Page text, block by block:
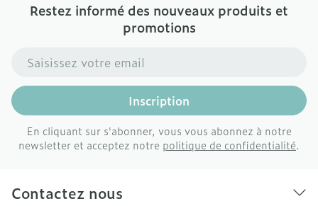
Restez informé des nouveaux produits et
promotions
Adresse mail
Inscription
En cliquant sur s'abonner, vous vous abonnez à notre
newsletter et acceptez notre politique de confidentialité.
Contactez nous